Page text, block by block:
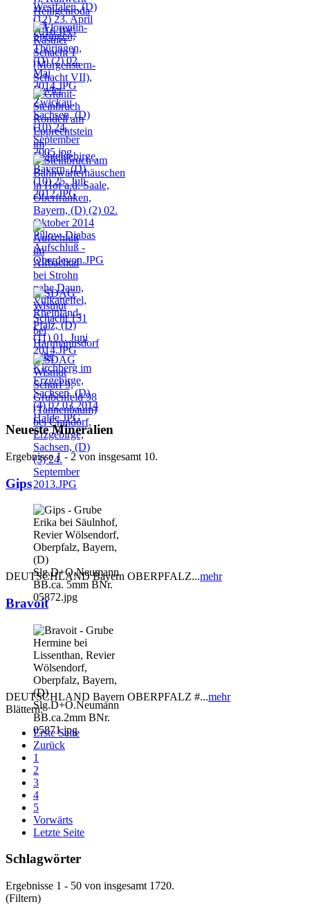
Neueste Mineralien
Ergebnisse 1 - 2 von insgesamt 10.
Gips
DEUTSCHLAND Bayern OBERPFALZ...mehr
Bravoit
DEUTSCHLAND Bayern OBERPFALZ #...mehr
Blättern:
Erste Seite
Zurück
1
2
3
4
5
Vorwärts
Letzte Seite
Schlagwörter
Ergebnisse 1 - 50 von insgesamt 1720.
(Filtern)